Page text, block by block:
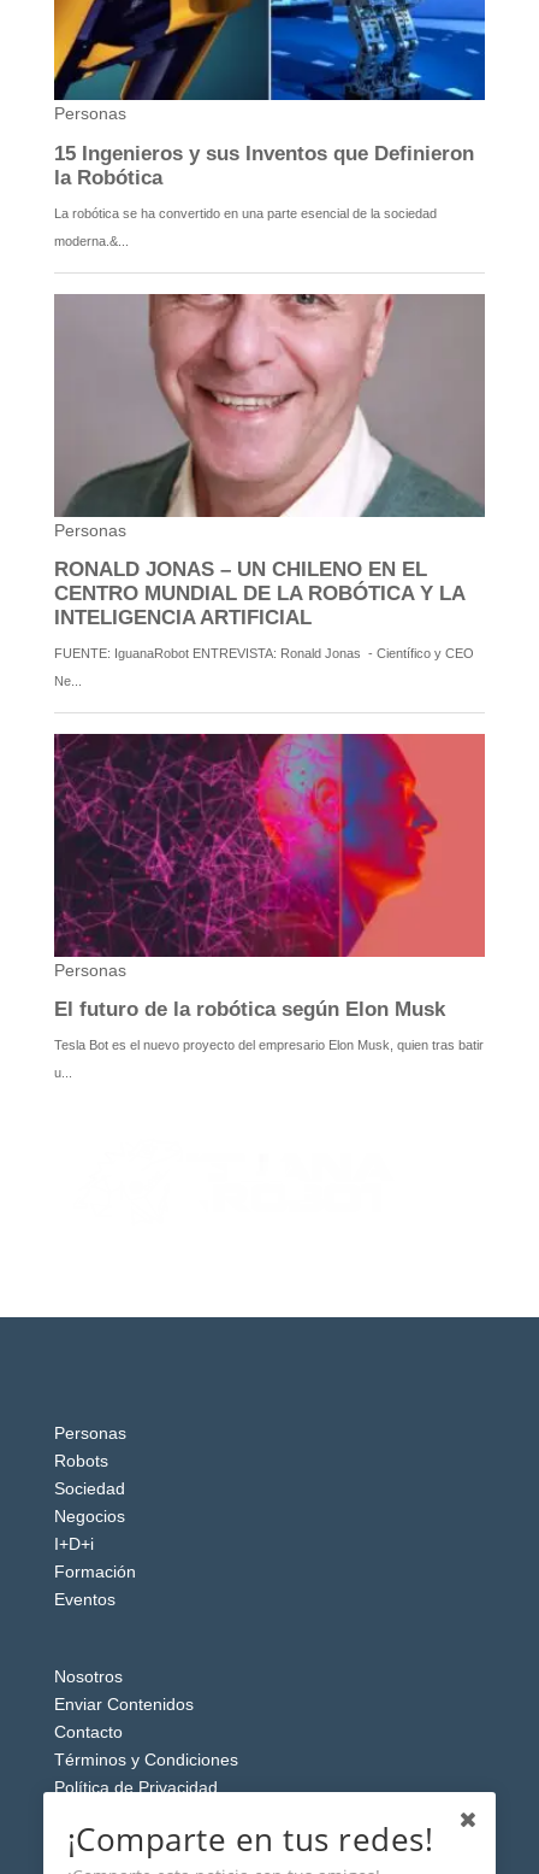
Personas
Robots
Sociedad
Negocios
I+D+i
Formación
Eventos
Nosotros
Enviar Contenidos
Contacto
Términos y Condiciones
Política de Privacidad
¡Comparte en tus redes!